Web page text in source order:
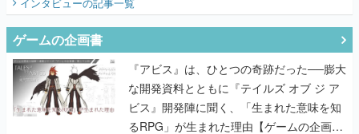
『アビス』は、ひとつの奇跡だった──膨大
な開発資料とともに『テイルズ オブ ジ ア
るRPG」が生まれた理由【ゲームの企画
書】
なにが、人を「ロマンシング」させるの
か？『ロマサガ2』当時の企画書とキャラ